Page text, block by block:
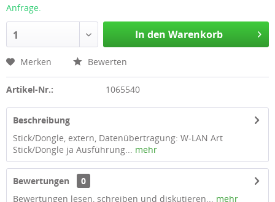
Anfrage.
1 In den Warenkorb
Merken Bewerten
Artikel-Nr.: 1065540
Beschreibung
Stick/Dongle, extern, Datenübertragung: W-LAN Art
Stick/Dongle ja Ausführung... mehr
Bewertungen
0
Bewertungen lesen, schreiben und diskutieren... mehr